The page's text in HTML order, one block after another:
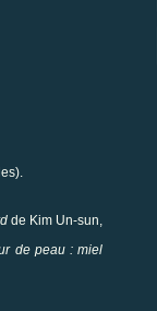
de Kim Un-sun,
de peau : miel